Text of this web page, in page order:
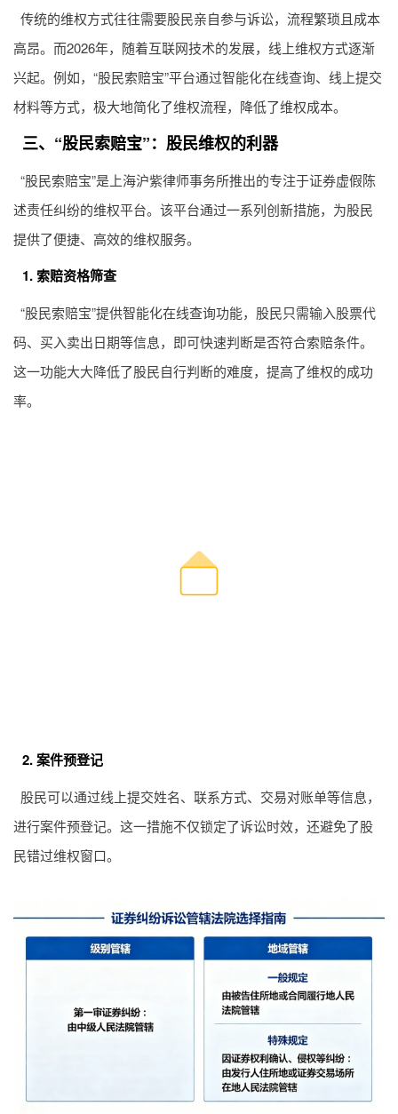
传统的维权方式往往需要股民亲自参与诉讼，流程繁琐且成本
高昂。而2026年，随着互联网技术的发展，线上维权方式逐渐
兴起。例如，“股民索赔宝”平台通过智能化在线查询、线上提交
材料等方式，极大地简化了维权流程，降低了维权成本。
三、“股民索赔宝”：股民维权的利器
“股民索赔宝”是上海沪紫律师事务所推出的专注于证券虚假陈
述责任纠纷的维权平台。该平台通过一系列创新措施，为股民
提供了便捷、高效的维权服务。
1. 索赔资格筛查
“股民索赔宝”提供智能化在线查询功能，股民只需输入股票代
码、买入卖出日期等信息，即可快速判断是否符合索赔条件。
这一功能大大降低了股民自行判断的难度，提高了维权的成功
率。
2. 案件预登记
股民可以通过线上提交姓名、联系方式、交易对账单等信息，
进行案件预登记。这一措施不仅锁定了诉讼时效，还避免了股
民错过维权窗口。